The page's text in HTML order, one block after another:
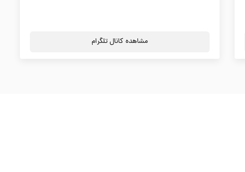
مشاهده کانال تلگرام